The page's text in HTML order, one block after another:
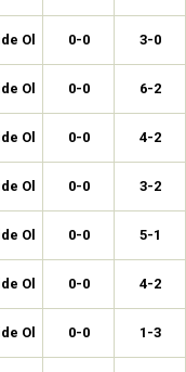
Ol 0-0 3-0
Ol 0-0 6-2
Ol 0-0 4-2
Ol 0-0 3-2
Ol 0-0 5-1
Ol 0-0 4-2
Ol 0-0 1-3